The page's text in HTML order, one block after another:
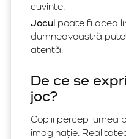
cuvinte.
Jocul poate fi acea
dumneavoastră
atentă.
De ce se
joc?
Copiii percep lumea
imaginație.